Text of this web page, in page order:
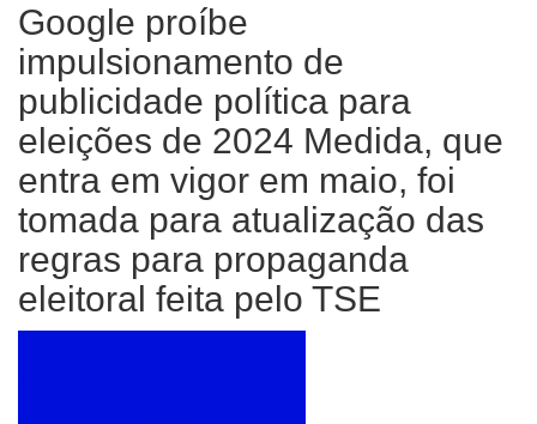
Google proíbe
impulsionamento de
publicidade política para
eleições de 2024 Medida, que
entra em vigor em maio, foi
tomada para atualização das
regras para propaganda
eleitoral feita pelo TSE